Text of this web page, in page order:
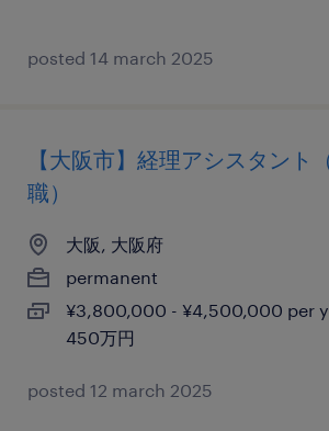
posted 14 march 2025
【大阪市】経理アシスタント
職）
大阪, 大阪府
permanent
¥3,800,000 - ¥4,500,000 per
450万円
posted 12 march 2025